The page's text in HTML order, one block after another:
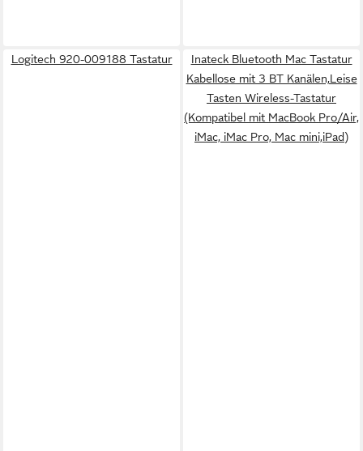
Logitech 920-009188 Tastatur
Inateck Bluetooth Mac Tastatur
Kabellose mit 3 BT Kanälen,Leise
Tasten Wireless-Tastatur
(Kompatibel mit MacBook Pro/Air,
iMac, iMac Pro, Mac mini,iPad)